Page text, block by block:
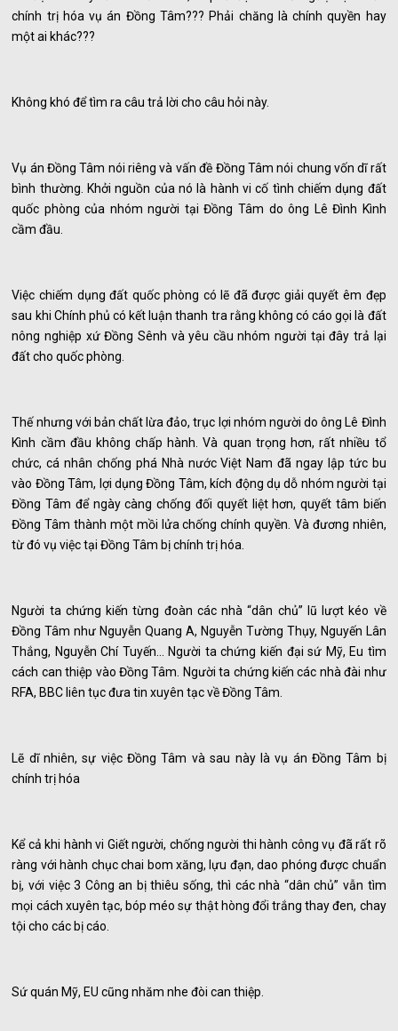
chính trị hóa vụ án Đồng Tâm??? Phải chăng là chính quyền hay
một ai khác???
Không khó để tìm ra câu trả lời cho câu hỏi này.
Vụ án Đồng Tâm nói riêng và vấn đề Đồng Tâm nói chung vốn dĩ rất
bình thường. Khởi nguồn của nó là hành vi cố tình chiếm dụng đất
quốc phòng của nhóm người tại Đồng Tâm do ông Lê Đình Kình
cầm đầu.
Việc chiếm dụng đất quốc phòng có lẽ đã được giải quyết êm đẹp
sau khi Chính phủ có kết luận thanh tra rằng không có cáo gọi là đất
nông nghiệp xứ Đồng Sênh và yêu cầu nhóm người tại đây trả lại
đất cho quốc phòng.
Thế nhưng với bản chất lừa đảo, trục lợi nhóm người do ông Lê Đình
Kình cầm đầu không chấp hành. Và quan trọng hơn, rất nhiều tổ
chức, cá nhân chống phá Nhà nước Việt Nam đã ngay lập tức bu
vào Đồng Tâm, lợi dụng Đồng Tâm, kích động dụ dỗ nhóm người tại
Đồng Tâm để ngày càng chống đối quyết liệt hơn, quyết tâm biến
Đồng Tâm thành một mồi lửa chống chính quyền. Và đương nhiên,
từ đó vụ việc tại Đồng Tâm bị chính trị hóa.
Người ta chứng kiến từng đoàn các nhà “dân chủ” lũ lượt kéo về
Đồng Tâm như Nguyễn Quang A, Nguyễn Tường Thụy, Nguyến Lân
Thắng, Nguyễn Chí Tuyến… Người ta chứng kiến đại sứ Mỹ, Eu tìm
cách can thiệp vào Đồng Tâm. Người ta chứng kiến các nhà đài như
RFA, BBC liên tục đưa tin xuyên tạc về Đồng Tâm.
Lẽ dĩ nhiên, sự việc Đồng Tâm và sau này là vụ án Đồng Tâm bị
chính trị hóa
Kể cả khi hành vi Giết người, chống người thi hành công vụ đã rất rõ
ràng với hành chục chai bom xăng, lựu đạn, dao phóng được chuẩn
bị, với việc 3 Công an bị thiêu sống, thì các nhà “dân chủ” vẫn tìm
mọi cách xuyên tạc, bóp méo sự thật hòng đổi trắng thay đen, chay
tội cho các bị cáo.
Sứ quán Mỹ, EU cũng nhăm nhe đòi can thiệp.